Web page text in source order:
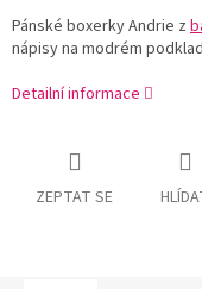
Pánské boxerky Andrie z
nápisy na modrém
Detailní informace
ZEPTAT SE